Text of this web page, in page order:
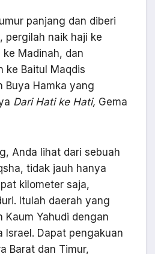
panjang dan diberi
pergilah naik haji ke
ke Madinah, dan
ke Baitul Maqdis
Buya Hamka yang
Dari Hati ke Hati, Gema
Anda lihat dari sebuah
tidak jauh hanya
kilometer saja,
Itulah daerah yang
Kaum Yahudi dengan
Israel. Dapat pengakuan
Barat dan Timur,